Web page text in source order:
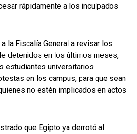
rápidamente a los inculpados
la Fiscalía General a revisar los
detenidos en los últimos meses,
estudiantes universitarios
en los campus, para que sean
no estén implicados en actos
que Egipto ya derrotó al